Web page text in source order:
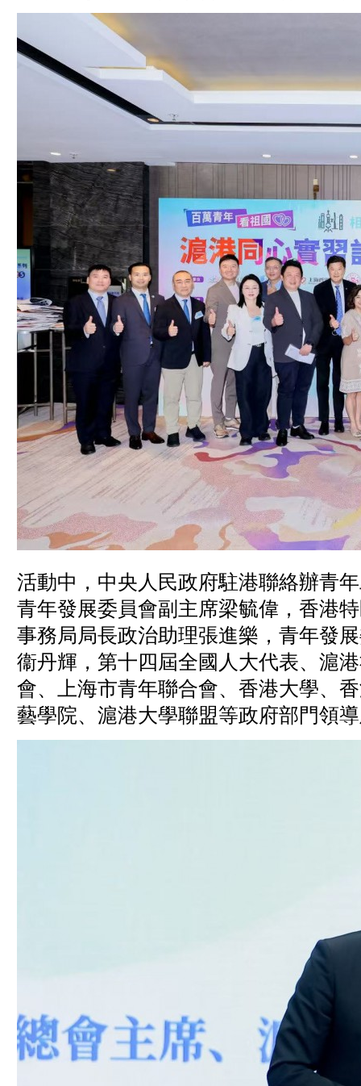
活動中，中央人民政府駐港聯絡辦青
青年發展委員會副主席梁毓偉，香港
事務局局長政治助理張進樂，青年發
衞丹輝，第十四屆全國人大代表、滬
會、上海市青年聯合會、香港大學、
藝學院、滬港大學聯盟等政府部門領